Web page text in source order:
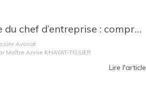
Responsabilité pénale du chef d’entreprise : comprendre les risques et réagir efficacement
Avocat
Annie KHAYAT-TISSIER
Lire l'article